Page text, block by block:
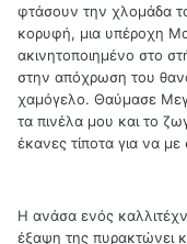
φτάσουν την χλομάδα
κορυφή, μια υπέροχη
ακινητοποιημένο στο
στην απόχρωση του
χαμόγελο. Θαύμασε
τα πινέλα μου και το
έκανες τίποτα για να με
Η ανάσα ενός
έξαψη της πυρακτώνει